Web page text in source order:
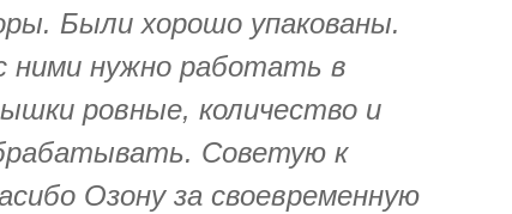
Были хорошо упакованы.
ними нужно работать в
ровные, количество и
Советую к
Озону за своевременную